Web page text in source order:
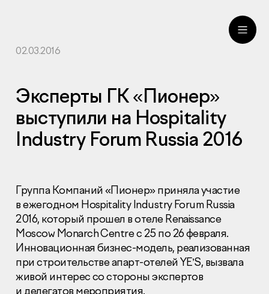
02.03.2016
Эксперты ГК «Пионер»
выступили на Hospitality
Industry Forum Russia 2016
Группа Компаний «Пионер» приняла участие
в ежегодном Hospitality Industry Forum Russia
2016, который прошел в отеле Renaissance
Moscow Monarch Centre с 25 по 26 февраля.
Инновационная бизнес-модель, реализованная
при строительстве апарт-отелей YE’S, вызвала
живой интерес со стороны экспертов
и делегатов мероприятия.